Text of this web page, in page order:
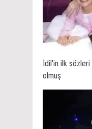
İdil'in ilk
olmuş